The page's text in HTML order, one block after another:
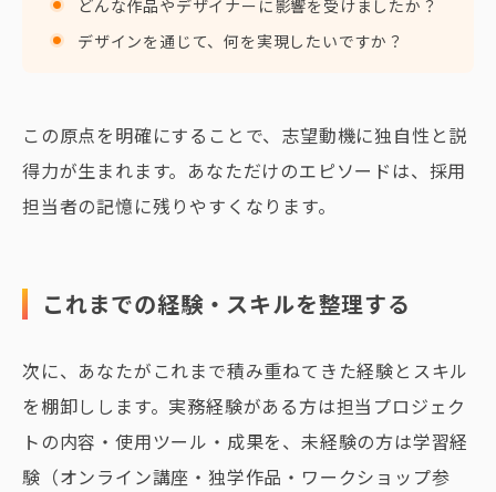
どんな作品やデザイナーに影響を受けましたか？
デザインを通じて、何を実現したいですか？
この原点を明確にすることで、志望動機に独自性と説
得力が生まれます。あなただけのエピソードは、採用
担当者の記憶に残りやすくなります。
これまでの経験・スキルを整理する
次に、あなたがこれまで積み重ねてきた経験とスキル
を棚卸しします。実務経験がある方は担当プロジェク
トの内容・使用ツール・成果を、未経験の方は学習経
験（オンライン講座・独学作品・ワークショップ参